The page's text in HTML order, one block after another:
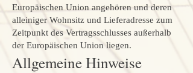
Europäischen Union angehören und deren
alleiniger Wohnsitz und Lieferadresse zum
Zeitpunkt des Vertragsschlusses außerhalb
der Europäischen Union liegen.
Allgemeine Hinweise